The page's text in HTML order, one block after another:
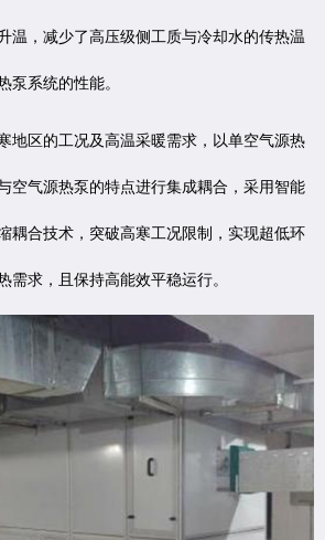
温，减少了高压级侧工质与冷却水的传热温
泵系统的性能。
地区的工况及高温采暖需求，以单空气源热
空气源热泵的特点进行集成耦合，采用智能
耦合技术，突破高寒工况限制，实现超低环
需求，且保持高能效平稳运行。